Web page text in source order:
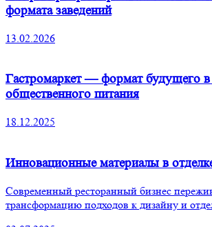
формата заведений
13.02.2026
Гастромаркет — формат будущего в
общественного питания
18.12.2025
Инновационные материалы в
Современный ресторанный бизнес
трансформацию подходов к дизайну и